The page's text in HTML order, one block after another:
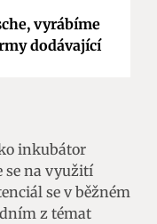
vyrábíme
dodávající
inkubátor
se na využití
se v běžném
z témat